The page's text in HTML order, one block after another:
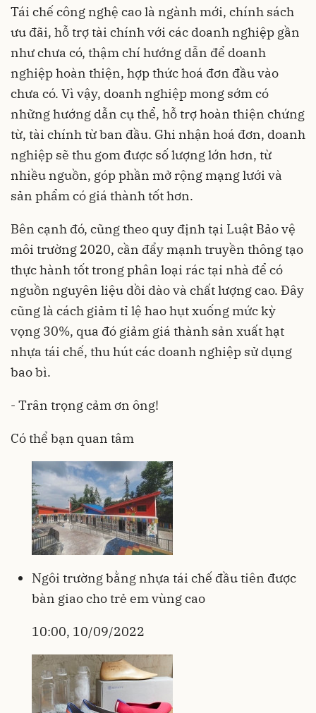
Tái chế công nghệ cao là ngành mới, chính sách
ưu đãi, hỗ trợ tài chính với các doanh nghiệp gần
như chưa có, thậm chí hướng dẫn để doanh
nghiệp hoàn thiện, hợp thức hoá đơn đầu vào
chưa có. Vì vậy, doanh nghiệp mong sớm có
những hướng dẫn cụ thể, hỗ trợ hoàn thiện chứng
từ, tài chính từ ban đầu. Ghi nhận hoá đơn, doanh
nghiệp sẽ thu gom được số lượng lớn hơn, từ
nhiều nguồn, góp phần mở rộng mạng lưới và
sản phẩm có giá thành tốt hơn.
Bên cạnh đó, cũng theo quy định tại Luật Bảo vệ
môi trường 2020, cần đẩy mạnh truyền thông tạo
thực hành tốt trong phân loại rác tại nhà để có
nguồn nguyên liệu dồi dào và chất lượng cao. Đây
cũng là cách giảm tỉ lệ hao hụt xuống mức kỳ
vọng 30%, qua đó giảm giá thành sản xuất hạt
nhựa tái chế, thu hút các doanh nghiệp sử dụng
bao bì.
- Trân trọng cảm ơn ông!
Có thể bạn quan tâm
Ngôi trường bằng nhựa tái chế đầu tiên được
bàn giao cho trẻ em vùng cao
10:00, 10/09/2022